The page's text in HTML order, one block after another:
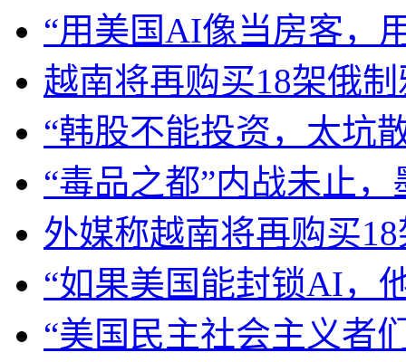
“用美国AI像当房客，
越南将再购买18架俄
“韩股不能投资，太坑
“毒品之都”内战未止
外媒称越南将再购买
“如果美国能封锁AI，
“美国民主社会主义者